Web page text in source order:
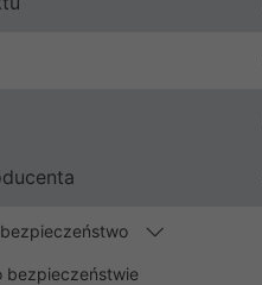
bezpieczeństwie